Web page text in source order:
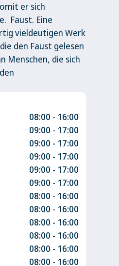
er sich
Faust. Eine
vieldeutigen Werk
den Faust gelesen
Menschen, die sich
08:00 - 16:00
09:00 - 17:00
09:00 - 17:00
09:00 - 17:00
09:00 - 17:00
09:00 - 17:00
08:00 - 16:00
08:00 - 16:00
08:00 - 16:00
08:00 - 16:00
08:00 - 16:00
08:00 - 16:00